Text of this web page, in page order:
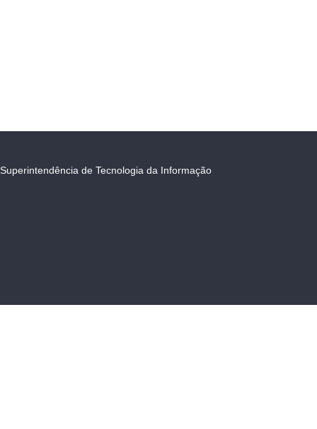
Superintendência de Tecnologia da Informação